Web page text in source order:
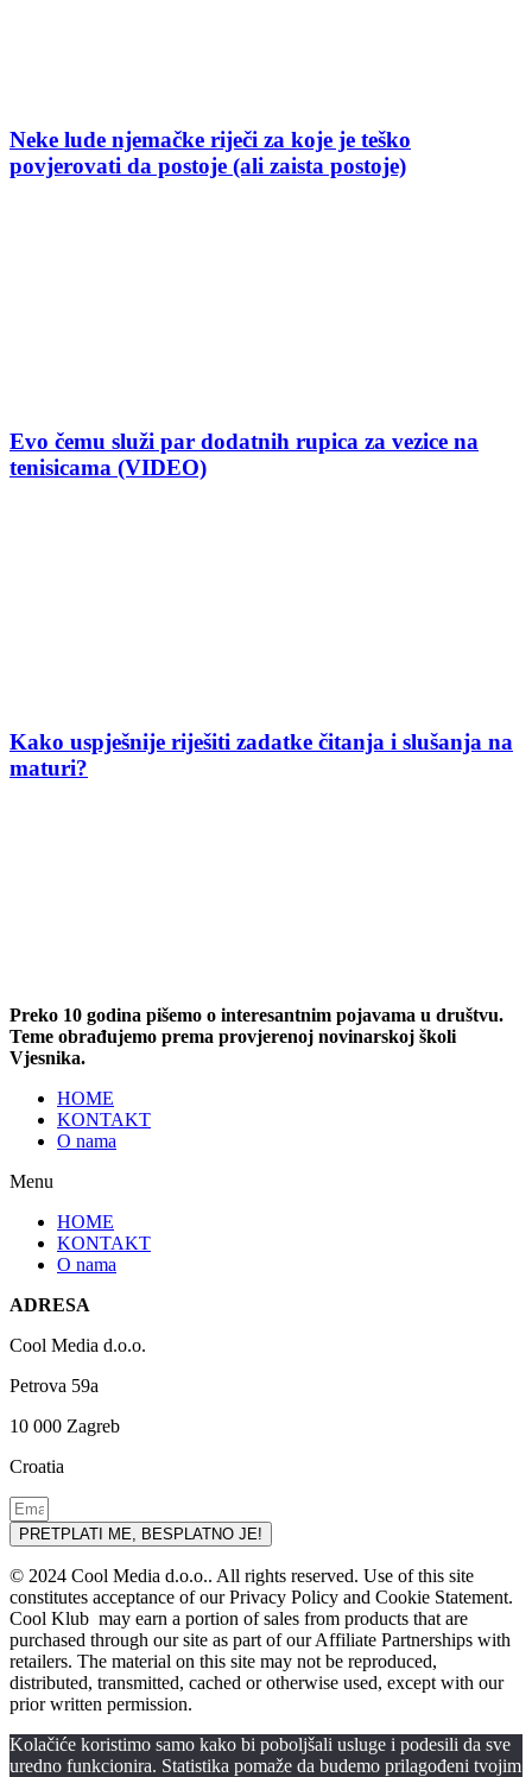
Neke lude njemačke riječi za koje je teško
povjerovati da postoje (ali zaista postoje)
Evo čemu služi par dodatnih rupica za vezice na
tenisicama (VIDEO)
Kako uspješnije riješiti zadatke čitanja i slušanja na
maturi?
Preko 10 godina pišemo o interesantnim pojavama u društvu.
Teme obrađujemo prema provjerenoj novinarskoj školi
Vjesnika.
HOME
KONTAKT
O nama
Menu
HOME
KONTAKT
O nama
ADRESA
Cool Media d.o.o.
Petrova 59a
10 000 Zagreb
Croatia
PRETPLATI ME, BESPLATNO JE!
© 2024 Cool Media d.o.o.. All rights reserved. Use of this site
constitutes acceptance of our Privacy Policy and Cookie Statement.
Cool Klub may earn a portion of sales from products that are
purchased through our site as part of our Affiliate Partnerships with
retailers. The material on this site may not be reproduced,
distributed, transmitted, cached or otherwise used, except with our
prior written permission.
Kolačiće koristimo samo kako bi poboljšali usluge i podesili da sve
uredno funkcionira. Statistika pomaže da budemo prilagođeni tvojim